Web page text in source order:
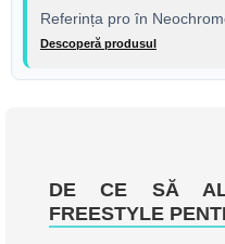
Referința pro în
Descoperă produsul
DE CE SĂ
FREESTYLE